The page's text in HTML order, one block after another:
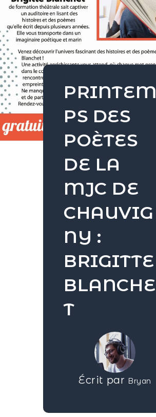
PRINTEM
PS DES
POÈTES
DE LA
MJC DE
CHAUVIG
NY :
BRIGITTE
BLANCHE
T
Écrit par Bryan